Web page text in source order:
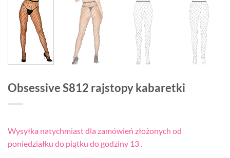
Obsessive S812 rajstopy kabaretki
Wysyłka natychmiast dla zamówień złożonych od
poniedziałku do piątku do godziny 13 .